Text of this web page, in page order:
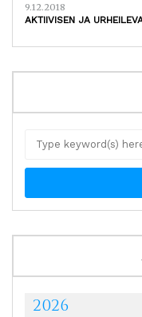
9.12.2018
AKTIIVISEN JA
2026